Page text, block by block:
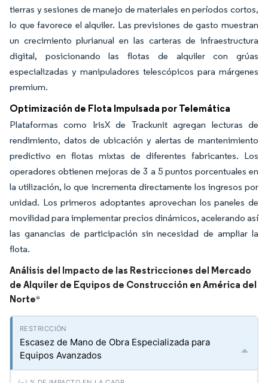
tierras y sesiones de manejo de materiales en períodos cortos,
lo que favorece el alquiler. Las previsiones de gasto muestran
un crecimiento plurianual en las carteras de infraestructura
digital, posicionando las flotas de alquiler con grúas
especializadas y manipuladores telescópicos para márgenes
premium.
Optimización de Flota Impulsada por Telemática
Plataformas como IrisX de Trackunit agregan lecturas de
rendimiento, datos de ubicación y alertas de mantenimiento
predictivo en flotas mixtas de diferentes fabricantes. Los
operadores obtienen mejoras de 3 a 5 puntos porcentuales en
la utilización, lo que incrementa directamente los ingresos por
unidad. Los primeros adoptantes aprovechan los paneles de
movilidad para implementar precios dinámicos, acelerando así
las ganancias de participación sin necesidad de ampliar la
flota.
Análisis del Impacto de las Restricciones del Mercado
de Alquiler de Equipos de Construcción en América del
Norte*
Escasez de Mano de Obra Especializada para
Equipos Avanzados